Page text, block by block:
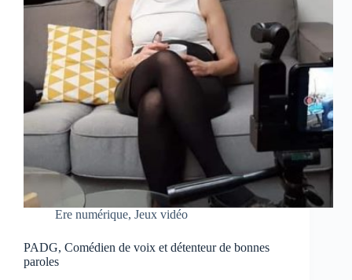
Ere numérique, Jeux vidéo
PADG, Comédien de voix et détenteur de bonnes
paroles